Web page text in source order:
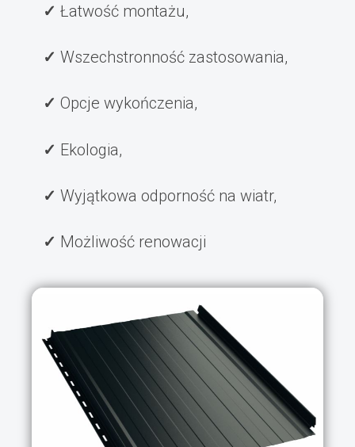
Łatwość montażu,
Wszechstronność zastosowania,
Opcje wykończenia,
Ekologia,
Wyjątkowa odporność na wiatr,
Możliwość renowacji